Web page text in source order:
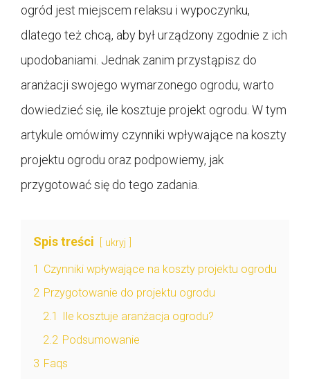
ogród jest miejscem relaksu i wypoczynku,
dlatego też chcą, aby był urządzony zgodnie z ich
upodobaniami. Jednak zanim przystąpisz do
aranżacji swojego wymarzonego ogrodu, warto
dowiedzieć się, ile kosztuje projekt ogrodu. W tym
artykule omówimy czynniki wpływające na koszty
projektu ogrodu oraz podpowiemy, jak
przygotować się do tego zadania.
Spis treści ukryj
1 Czynniki wpływające na koszty projektu ogrodu
2 Przygotowanie do projektu ogrodu
2.1
Ile kosztuje aranżacja ogrodu?
2.2 Podsumowanie
3 Faqs